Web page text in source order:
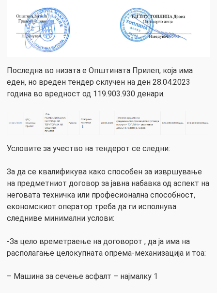
Последна во низата е Општината Прилеп, која има
еден, но вреден тендер склучен на ден 28.04.2023
година во вредност од 119.903.930 денари.
Условите за учество на тендерот се следни:
За да се квалификува како способен за извршување
на предметниот договор за јавна набавка од аспект на
неговата техничка или професионална способност,
економскиот оператор треба да ги исполнува
следниве минимални услови:
-За цело времетраење на договорот , да ја има на
располагање целокупната опрема-механизација и тоа:
– Машина за сечење асфалт – најмалку 1